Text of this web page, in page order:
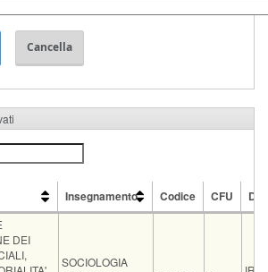
Cancella
Insegnamento Codice CFU
DEI
SOCIOLOGIA